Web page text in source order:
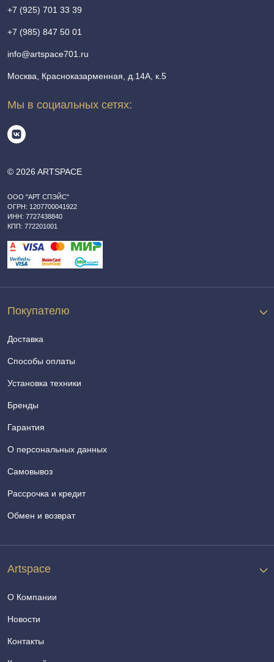
© 2026 ARTSPACE
ООО "АРТ СПЭЙС"
ОГРН: 1207700041922
ИНН: 7727438840
КПП: 772201001
Покупателю
Доставка
Способы оплаты
Установка техники
Бренды
Гарантия
О персональных данных
Самовывоз
Рассрочка и кредит
Обмен и возврат
Artspace
О Компании
Новости
Контакты
+7 (925) 701 33 39
+7 (985) 847 50 01
info@artspace701.ru
Москва, Красноказарменная, д.14А, к.5
Мы в социальных сетях: